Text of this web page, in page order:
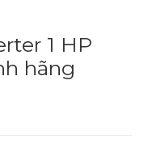
1 HP
hãng